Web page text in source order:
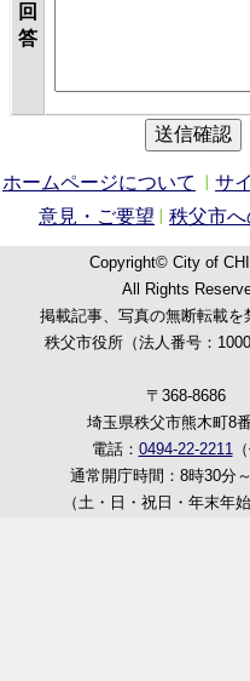
回
答
ホームページについて サ
意見・ご要望
秩父市
Copyright© City of
All Rights
掲載記事、写真の無断転載を
秩父市役所（法人番号：
〒368-8686
埼玉県秩父市熊木町8
電話： 0494-22-2211（
通常開庁時間：8時30分
（土・日・祝日・年末年